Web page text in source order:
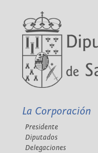
La Corporación
Presidente
Diputados
Delegaciones